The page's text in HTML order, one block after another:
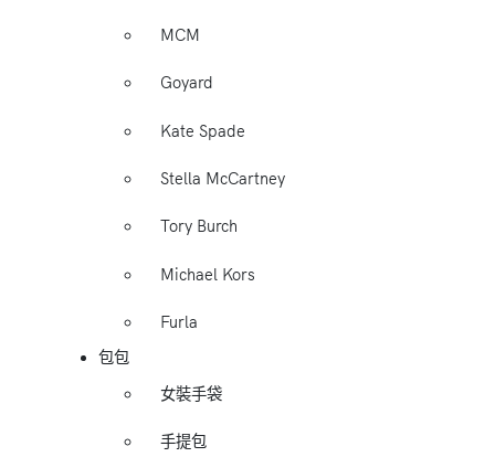
MCM
Goyard
Kate Spade
Stella McCartney
Tory Burch
Michael Kors
Furla
包包
女裝手袋
手提包